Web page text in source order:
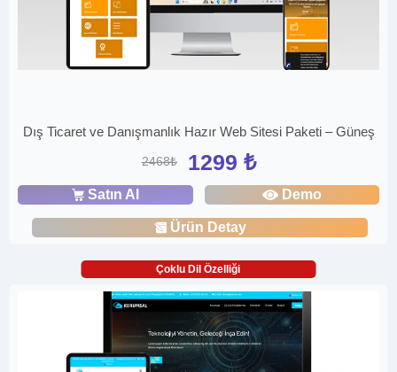
Dış Ticaret ve Danışmanlık Hazır Web Sitesi Paketi – Güneş
2468₺ 1299 ₺
Satın Al Demo
Ürün Detay
Çoklu Dil Özelliği